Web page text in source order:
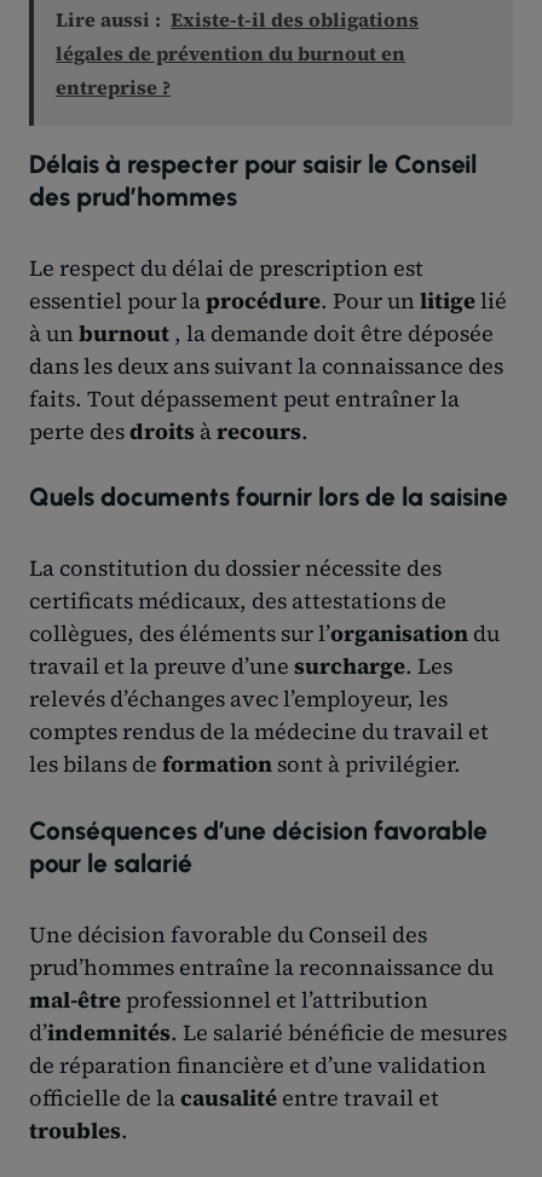
Lire aussi : Existe-t-il des obligations
légales de prévention du burnout en
entreprise ?
Délais à respecter pour saisir le Conseil
des prud’hommes
Le respect du délai de prescription est
essentiel pour laprocédure. Pour un litigelié
à un burnout , la demande doit être déposée
dans les deux ans suivant la connaissance des
faits. Tout dépassement peut entraîner la
perte desdroits àrecours.
Quels documents fournir lors de la saisine
La constitution du dossier nécessite des
certificats médicaux, des attestations de
collègues, des éléments sur l’organisation du
travail et la preuve d’une surcharge. Les
relevés d’échanges avec l’employeur, les
comptes rendus de la médecine du travail et
les bilans de formation sont à privilégier.
Conséquences d’une décision favorable
pour le salarié
Une décision favorable du Conseil des
prud’hommes entraîne la reconnaissance du
mal-être professionnel et l’attribution
d’indemnités. Le salarié bénéficie de mesures
de réparation financière et d’une validation
officielle de lacausalité entre travail et
troubles.